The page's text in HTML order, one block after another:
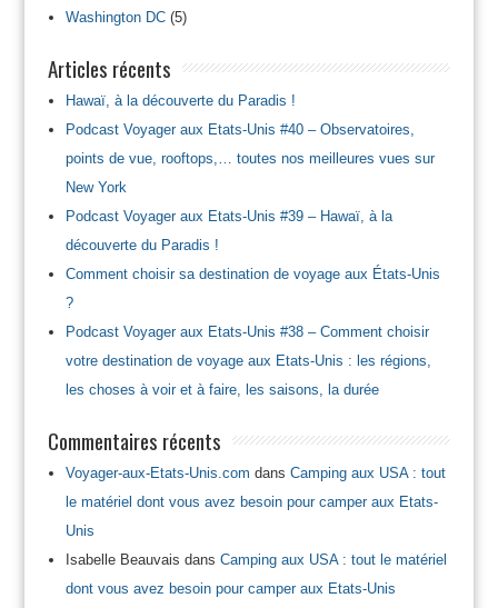
Washington DC(5)
Articles récents
Hawaï, à la découverte du Paradis !
Podcast Voyager aux Etats-Unis #40 – Observatoires,
points de vue, rooftops,… toutes nos meilleures vues sur
New York
Podcast Voyager aux Etats-Unis #39 – Hawaï, à la
découverte du Paradis !
Comment choisir sa destination de voyage aux États-Unis
?
Podcast Voyager aux Etats-Unis #38 – Comment choisir
votre destination de voyage aux Etats-Unis : les régions,
les choses à voir et à faire, les saisons, la durée
Commentaires récents
Voyager-aux-Etats-Unis.com dans Camping aux USA : tout
le matériel dont vous avez besoin pour camper aux Etats-
Unis
Isabelle Beauvais dans Camping aux USA : tout le matériel
dont vous avez besoin pour camper aux Etats-Unis